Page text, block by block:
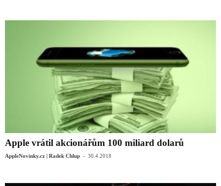
Apple vrátil akcionářům 100 miliard dolarů
AppleNovinky.cz | Radek Chlup - 30.4.2018